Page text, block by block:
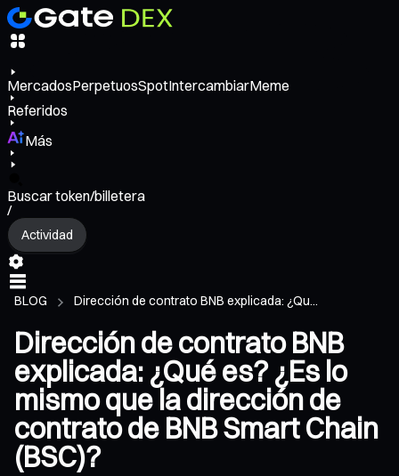
MercadosPerpetuosSpotIntercambiarMeme
Referidos
Más
Buscar token/billetera
/
Actividad
BLOG Dirección de contrato BNB explicada: ¿Qu...
Dirección de contrato BNB
explicada: ¿Qué es? ¿Es lo
mismo que la dirección de
contrato de BNB Smart Chain
(BSC)?